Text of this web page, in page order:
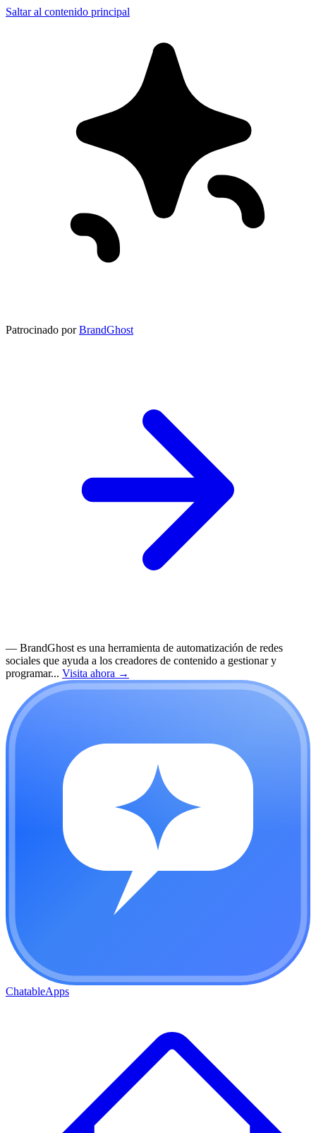
Saltar al contenido principal
Patrocinado por BrandGhost
— BrandGhost es una herramienta de automatización de redes
sociales que ayuda a los creadores de contenido a gestionar y
programar... Visita ahora →
ChatableApps